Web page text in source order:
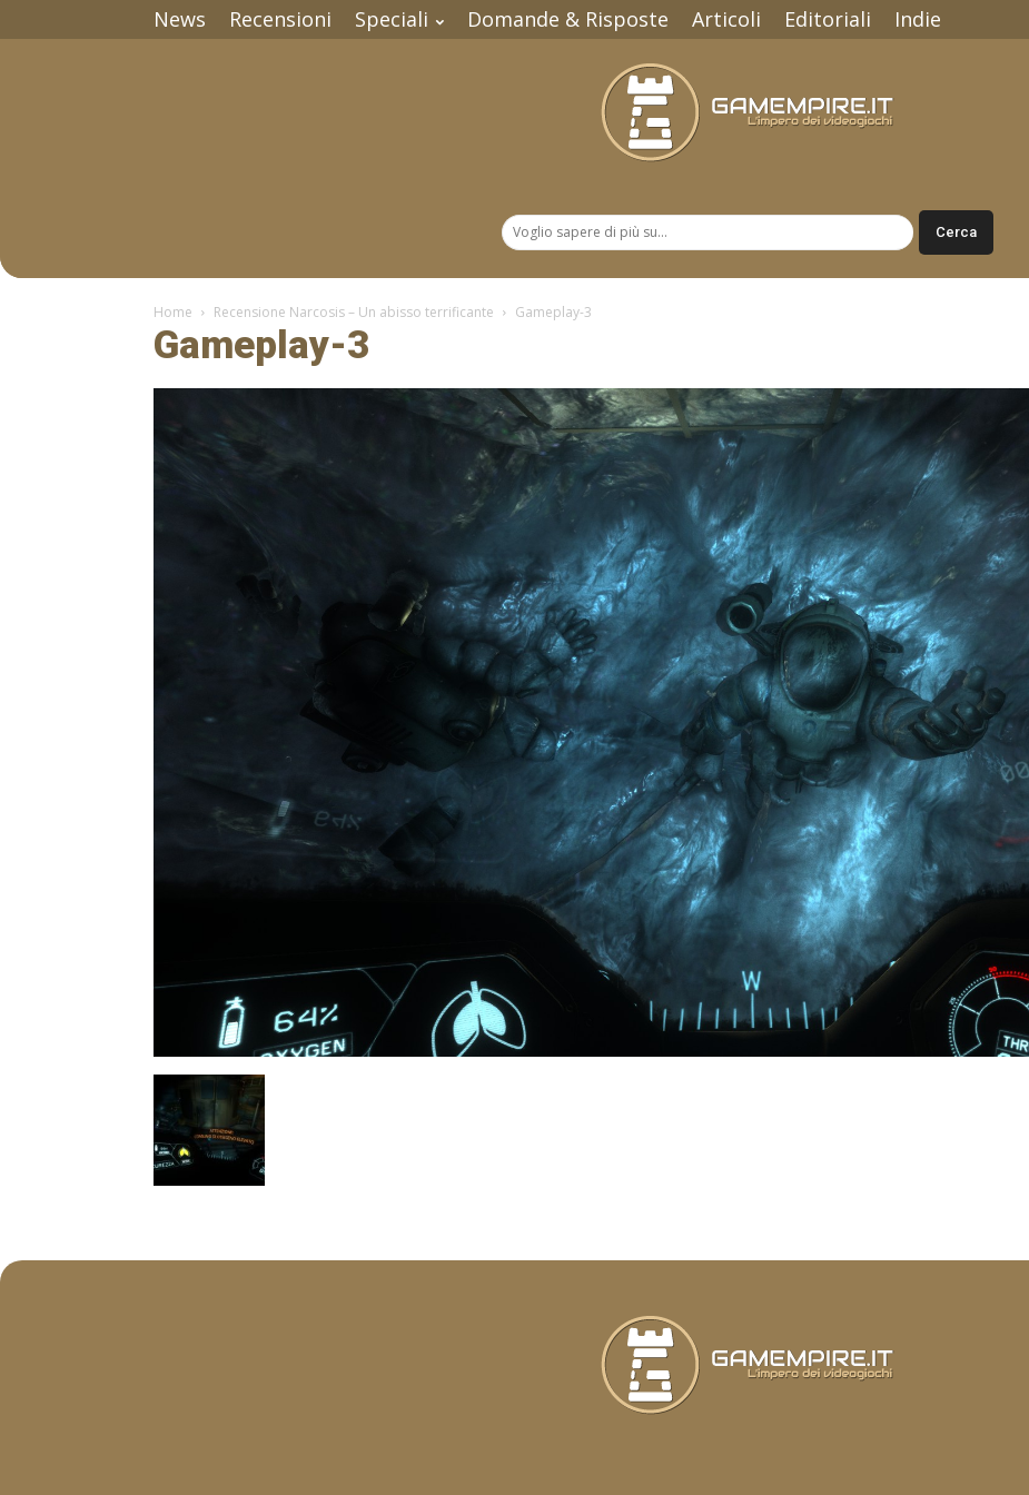
News Recensioni Speciali Domande & Risposte Articoli Editoriali Indie
Home Recensione Narcosis – Un abisso terrificante Gameplay-3
Gameplay-3